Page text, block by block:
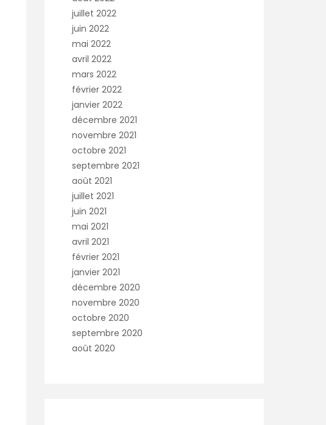
juillet 2022
juin 2022
mai 2022
avril 2022
mars 2022
février 2022
janvier 2022
décembre 2021
novembre 2021
octobre 2021
septembre 2021
août 2021
juillet 2021
juin 2021
mai 2021
avril 2021
février 2021
janvier 2021
décembre 2020
novembre 2020
octobre 2020
septembre 2020
août 2020